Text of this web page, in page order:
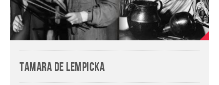
Tamara de Lempicka